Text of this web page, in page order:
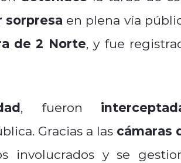
sorpresa en plena vía
de 2 Norte, y fue
, fueron
Gracias a las cámaras
involucrados y se